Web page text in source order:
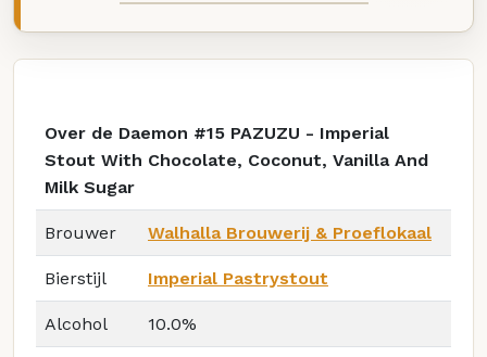
Over de Daemon #15 PAZUZU - Imperial
Stout With Chocolate, Coconut, Vanilla And
Milk Sugar
Brouwer Walhalla Brouwerij & Proeflokaal
Bierstijl Imperial Pastrystout
Alcohol 10.0%